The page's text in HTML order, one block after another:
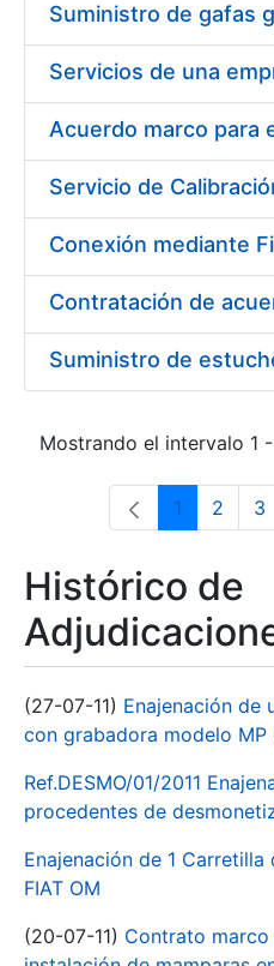
Mostrando el intervalo 1
Página
1 Página
2 3
Histórico de
(27-07-11) Enajenación de
con grabadora modelo
Ref.DESMO/01/2011
procedentes de
Enajenación de 1
FIAT OM
(20-07-11) Contrato